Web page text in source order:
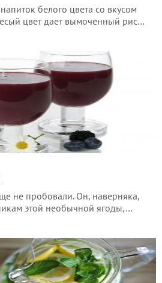
белого цвета со вкусом
цвет дает вымоченный рис…
не пробовали. Он, наверняка,
этой необычной ягоды,…